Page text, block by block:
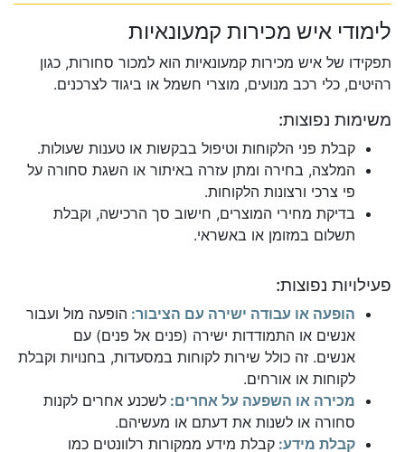
לימודי איש מכירות קמעונאיות
תפקידו של איש מכירות קמעונאיות הוא למכור סחורות, כגון
רהיטים, כלי רכב מנועים, מוצרי חשמל או ביגוד לצרכנים.
משימות נפוצות:
קבלת פני הלקוחות וטיפול בבקשות או טענות שעולות.
המלצה, בחירה ומתן עזרה באיתור או השגת סחורה על
פי צרכי ורצונות הלקוחות.
בדיקת מחירי המוצרים, חישוב סך הרכישה, וקבלת
תשלום במזומן או באשראי.
פעילויות נפוצות:
הופעה או עבודה ישירה עם הציבור: הופעה מול ועבור
אנשים או התמודדות ישירה (פנים אל פנים) עם
אנשים. זה כולל שירות לקוחות במסעדות, בחנויות וקבלת
לקוחות או אורחים.
מכירה או השפעה על אחרים: לשכנע אחרים לקנות
סחורה או לשנות את דעתם או מעשיהם.
קבלת מידע: קבלת מידע ממקורות רלוונטים כמו